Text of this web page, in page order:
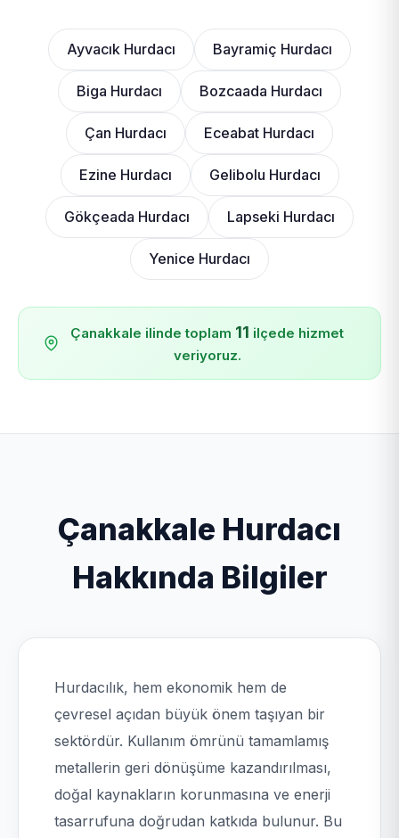
Ayvacık Hurdacı Bayramiç Hurdacı
Biga Hurdacı Bozcaada Hurdacı
Çan Hurdacı Eceabat Hurdacı
Ezine Hurdacı Gelibolu Hurdacı
Gökçeada Hurdacı Lapseki Hurdacı
Yenice Hurdacı
Çanakkale ilinde toplam 11 ilçede hizmet
veriyoruz.
Çanakkale Hurdacı
Hakkında Bilgiler
Hurdacılık, hem ekonomik hem de
çevresel açıdan büyük önem taşıyan bir
sektördür. Kullanım ömrünü tamamlamış
metallerin geri dönüşüme kazandırılması,
doğal kaynakların korunmasına ve enerji
tasarrufuna doğrudan katkıda bulunur. Bu